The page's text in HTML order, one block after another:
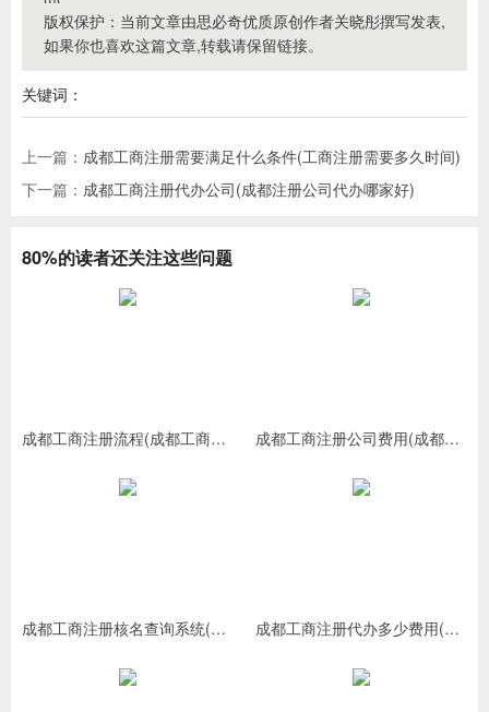
版权保护：当前文章由思必奇优质原创作者关晓彤撰写发表,
如果你也喜欢这篇文章,转载请保留链接。
关键词：
上一篇： 成都工商注册需要满足什么条件(工商注册需要多久时间)
下一篇： 成都工商注册代办公司(成都注册公司代办哪家好)
80%的读者还关注这些问题
成都工商注册流程(成都工商注册需要哪些材料) 成都工商注册公司费用(成都工商注册代办多少费用)
成都工商注册核名查询系统(成都工商网上核名入口) 成都工商注册代办多少费用(成都工商注册代办哪家好)